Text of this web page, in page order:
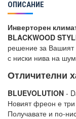
ОПИСАНИЕ
Инверторен
BLACKWOOD
решение за Вашият
с ниски нива на
Отличителни
BLUEVOLUTION -
Новият фреон е три
Получавате и по-